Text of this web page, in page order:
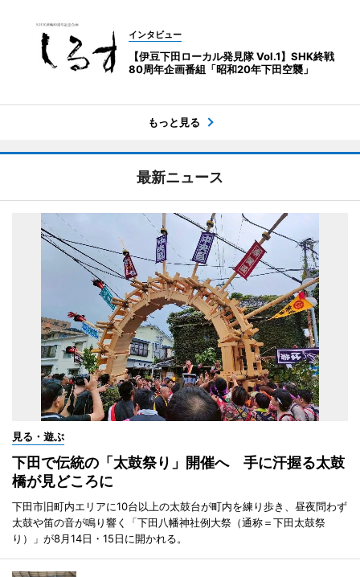
インタビュー
【伊豆下田ローカル発見隊 Vol.1】SHK終戦
80周年企画番組「昭和20年下田空襲」
もっと見る
最新ニュース
見る・遊ぶ
下田で伝統の「太鼓祭り」開催へ 手に汗握る太鼓
橋が見どころに
下田市旧町内エリアに10台以上の太鼓台が町内を練り歩き、昼夜問わず
太鼓や笛の音が鳴り響く「下田八幡神社例大祭（通称＝下田太鼓祭
り）」が8月14日・15日に開かれる。